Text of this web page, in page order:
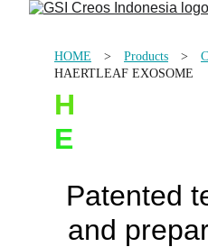
HOME > Products >
HAERTLEAF EXOSOME
H
E
Patented
and